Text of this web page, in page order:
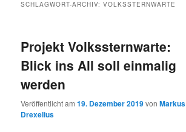
SCHLAGWORT-ARCHIV:VOLKSSTERNWARTE
Projekt Volkssternwarte:
Blick ins All soll einmalig
werden
Veröffentlicht am19. Dezember 2019vonMarkus
Drexelius